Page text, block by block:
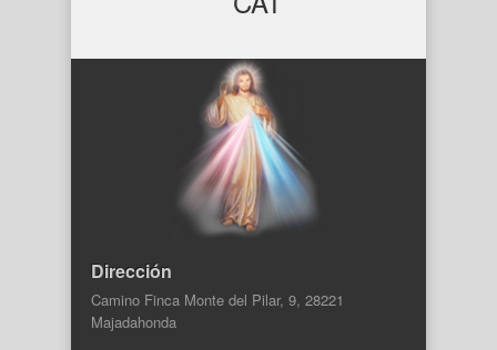
Dirección
Camino Finca Monte del Pilar, 9, 28221
Majadahonda